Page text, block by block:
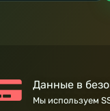
Данные в
Мы используем